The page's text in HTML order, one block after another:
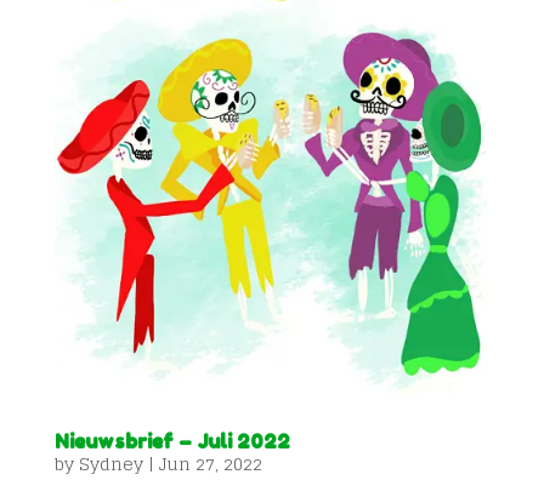
Nieuwsbrief – Juli 2022
by Sydney| Jun 27, 2022